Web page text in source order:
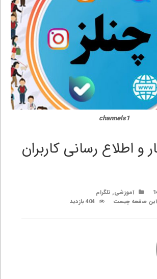
channels1
و اطلاع رسانی کاربران
آموزشی, تلگرام
این صفحه چیست
404 بازدید